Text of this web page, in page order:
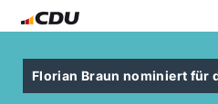
Florian Braun nominiert für